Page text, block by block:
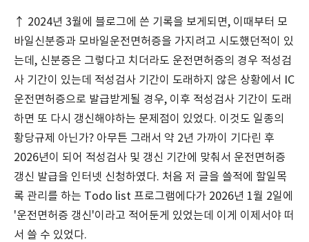
↑ 2024년 3월에 블로그에 쓴 기록을 보게되면, 이때부터 모
바일신분증과 모바일운전면허증을 가지려고 시도했던적이 있
는데, 신분증은 그렇다고 치더라도 운전면허증의 경우 적성검
사 기간이 있는데 적성검사 기간이 도래하지 않은 상황에서 IC
운전면허증으로 발급받게될 경우, 이후 적성검사 기간이 도래
하면 또 다시 갱신해야하는 문제점이 있었다. 이것도 일종의
황당규제 아닌가? 아무튼 그래서 약 2년 가까이 기다린 후
2026년이 되어 적성검사 및 갱신 기간에 맞춰서 운전면허증
갱신 발급을 인터넷 신청하였다. 처음 저 글을 쓸적에 할일목
록 관리를 하는 Todo list 프로그램에다가 2026년 1월 2일에
'운전면허증 갱신'이라고 적어둔게 있었는데 이게 이제서야 떠
서 쓸 수 있었다.